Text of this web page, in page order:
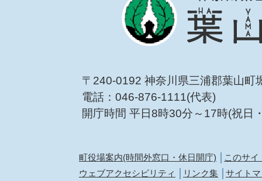
〒240-0192 神奈川県三浦郡葉山町
電話：046-876-1111(代表)
開庁時間 平日8時30分～17時(祝日
町役場案内(時間外窓口・休日開庁)
このサイ
ウェブアクセシビリティ
リンク集 サイト